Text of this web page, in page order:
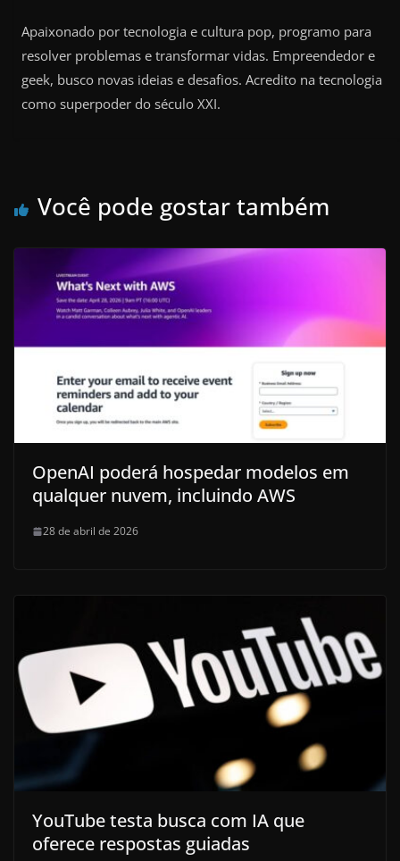
Apaixonado por tecnologia e cultura pop, programo para
resolver problemas e transformar vidas. Empreendedor e
geek, busco novas ideias e desafios. Acredito na tecnologia
como superpoder do século XXI.
Você pode gostar também
OpenAI poderá hospedar modelos em
qualquer nuvem, incluindo AWS
28 de abril de 2026
YouTube testa busca com IA que
oferece respostas guiadas